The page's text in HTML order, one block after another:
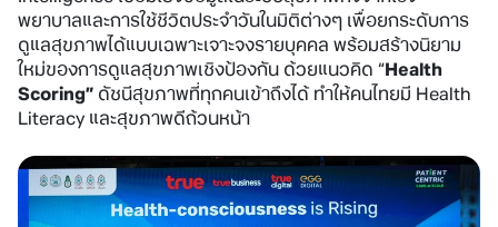
พยาบาลและการใช้ชีวิตประจำวันในมิติต่างๆ เพื่อยกระดับการ
ดูแลสุขภาพได้แบบเฉพาะเจาะจงรายบุคคล พร้อมสร้างนิยาม
ใหม่ของการดูแลสุขภาพเชิงป้องกัน ด้วยแนวคิด “Health
Scoring”ดัชนีสุขภาพที่ทุกคนเข้าถึงได้ ทำให้คนไทยมี Health
Literacy และสุขภาพดีถ้วนหน้า